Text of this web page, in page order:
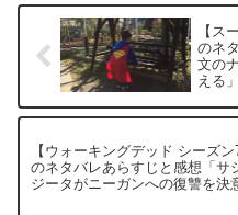
【ス
のネ
文の
える」
【ウォーキングデッド シーズ
のネタバレあらすじと感想「サ
ジータがニーガンへの復讐を決